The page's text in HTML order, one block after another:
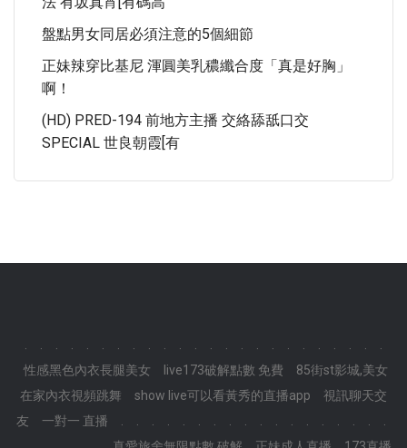
盤點男女同居必須注意的5個細節
正妹辣穿比基尼 渾圓美乳穠纖合度「真是好胸」
啊！
(HD) PRED-194 前地方主播 交絡舔舐口交
SPECIAL 世良朝霞[有
性感黑色內衣長腿美女
live173破解點數 免費
85街st影城,美女
在家內衣視頻跳舞
show live可以看黃秀的直播app
視訊聊天交
友
一對一 直播